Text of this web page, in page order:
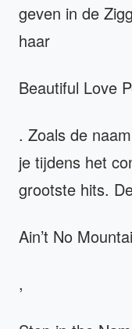
geven in de
haar
Beautiful Love
. Zoals de
je tijdens het
grootste hits.
Ain’t No
,